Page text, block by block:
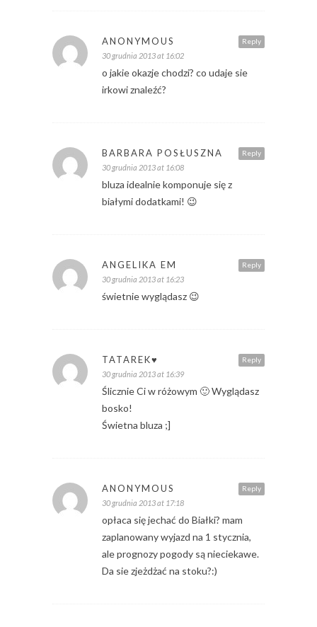
Reply
ANONYMOUS
30 grudnia 2013 at 16:02
o jakie okazje chodzi? co udaje sie
irkowi znaleźć?
Reply
BARBARA POSŁUSZNA
30 grudnia 2013 at 16:08
bluza idealnie komponuje się z
białymi dodatkami! 😉
Reply
ANGELIKA EM
30 grudnia 2013 at 16:23
świetnie wyglądasz 😉
Reply
TATAREK♥
30 grudnia 2013 at 16:39
Ślicznie Ci w różowym 🙂 Wyglądasz
bosko!
Świetna bluza ;]
Reply
ANONYMOUS
30 grudnia 2013 at 17:18
opłaca się jechać do Białki? mam
zaplanowany wyjazd na 1 stycznia,
ale prognozy pogody są nieciekawe.
Da sie zjeżdżać na stoku?:)